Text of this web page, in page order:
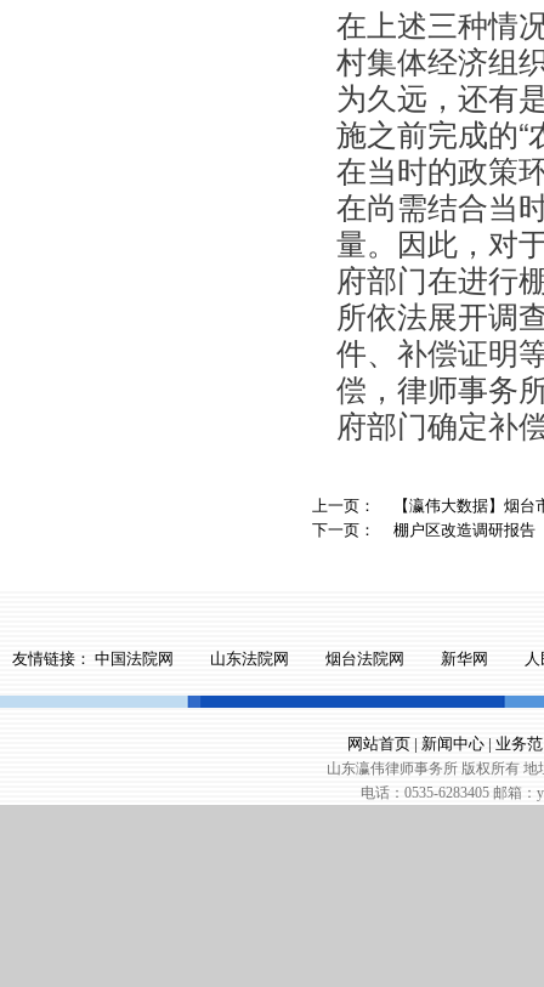
在上述三种情
村集体经济组
为久远，还有
施之前完成的“
在当时的政策
在尚需结合当
量。因此，对
府部门在进行
所依法展开调
件、补偿证明
偿，律师事务
府部门确定补
上一页：
【瀛伟大数据】烟
下一页：
棚户区改造调研报告
友情链接： 中国法院网 山东法院网 烟台法院网 新华网
网站首页 | 新闻中心 | 业务
山东瀛伟律师事务所 版权所有
电话：0535-6283405 邮箱：